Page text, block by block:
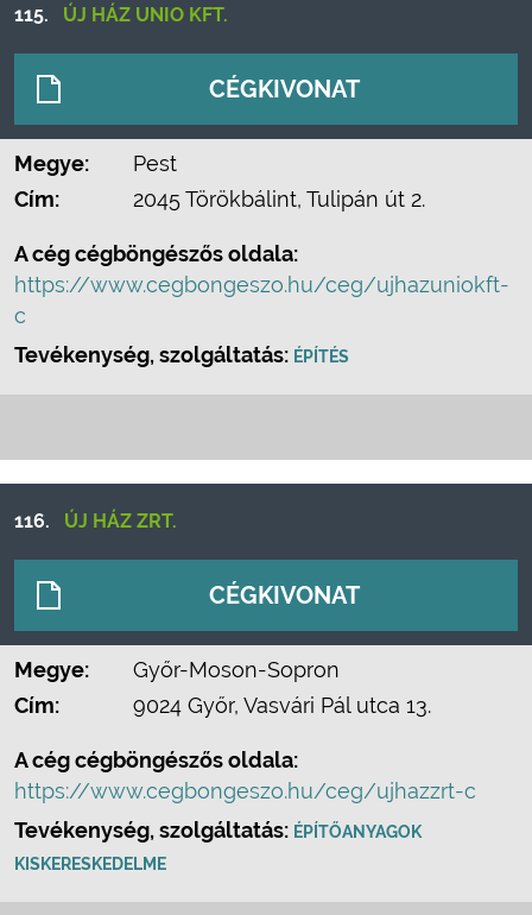
115. ÚJ HÁZ UNIO KFT.
CÉGKIVONAT
Megye:
Pest
Cím:
2045 Törökbálint, Tulipán út 2.
A cég cégböngészős oldala:
https://www.cegbongeszo.hu/ceg/ujhazuniokft-
c
Tevékenység, szolgáltatás: ÉPÍTÉS
116. ÚJ HÁZ ZRT.
CÉGKIVONAT
Megye:
Győr-Moson-Sopron
Cím:
9024 Győr, Vasvári Pál utca 13.
A cég cégböngészős oldala:
https://www.cegbongeszo.hu/ceg/ujhazzrt-c
Tevékenység, szolgáltatás: ÉPÍTŐANYAGOK
KISKERESKEDELME